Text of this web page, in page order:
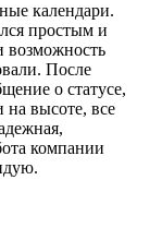
календари.
простым и
После
о статусе,
на высоте, все
компании